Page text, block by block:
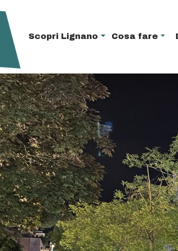
Scopri Lignano Cosa fare